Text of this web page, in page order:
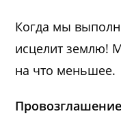
Когда мы
исцелит землю!
на что меньшее.
Провозглашение